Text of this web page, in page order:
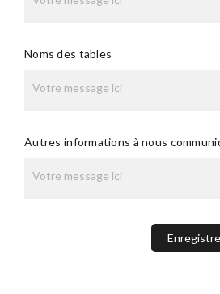
Noms des tables
Autres informations à nous